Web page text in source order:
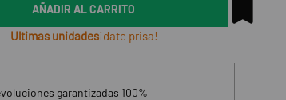
AÑADIR AL CARRITO
Ultimas unidades¡date prisa!
garantizadas 100%